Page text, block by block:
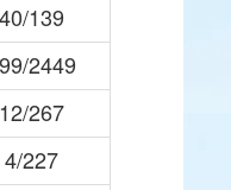
40/139
2449
12/267
4/227